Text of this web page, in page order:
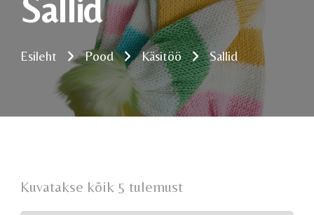
Sallid
Esileht Pood Käsitöö Sallid
Kuvatakse kõik 5 tulemust